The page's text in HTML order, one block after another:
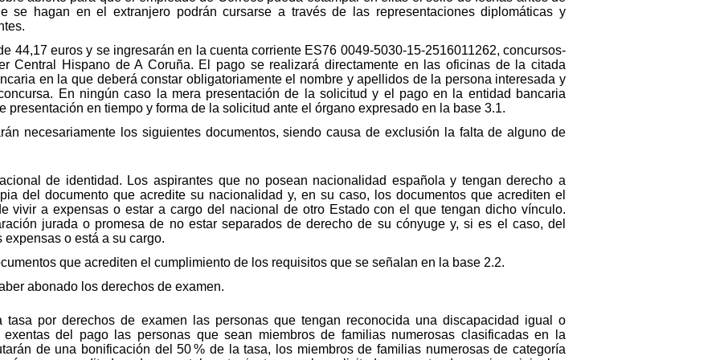
se hagan en el extranjero podrán cursarse a través de las representaciones diplomáticas y
44,17 euros y se ingresarán en la cuenta corriente ES76 0049-5030-15-2516011262, concursos-
Central Hispano de A Coruña. El pago se realizará directamente en las oficinas de la citada
en la que deberá constar obligatoriamente el nombre y apellidos de la persona interesada y
En ningún caso la mera presentación de la solicitud y el pago en la entidad bancaria
presentación en tiempo y forma de la solicitud ante el órgano expresado en la base 3.1.
necesariamente los siguientes documentos, siendo causa de exclusión la falta de alguno de
de identidad. Los aspirantes que no posean nacionalidad española y tengan derecho a
del documento que acredite su nacionalidad y, en su caso, los documentos que acrediten el
vivir a expensas o estar a cargo del nacional de otro Estado con el que tengan dicho vínculo.
jurada o promesa de no estar separados de derecho de su cónyuge y, si es el caso, del
o está a su cargo.
que acrediten el cumplimiento de los requisitos que se señalan en la base 2.2.
abonado los derechos de examen.
por derechos de examen las personas que tengan reconocida una discapacidad igual o
del pago las personas que sean miembros de familias numerosas clasificadas en la
de una bonificación del 50 % de la tasa, los miembros de familias numerosas de categoría